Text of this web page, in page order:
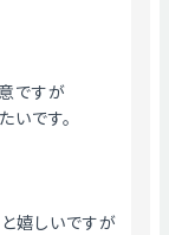
ですが
いです。
嬉しいですが